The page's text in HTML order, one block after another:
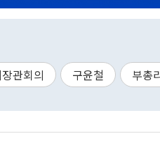
관회의 구윤철 부총